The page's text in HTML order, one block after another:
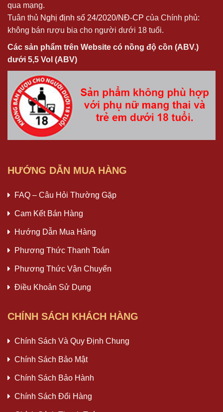
qua mạng.
Tuân thủ Nghị định số 24/2020/NĐ-CP của Chính phủ:
không bán rượu bia cho người dưới 18 tuổi.
Các sản phẩm trên Website có nồng độ cồn (ABV.)
dưới 5,5 Vol (ABV)
HƯỚNG DẪN MUA HÀNG
FAQ – Câu Hỏi Thường Gặp
Cam Kết Bán Hàng
Hướng Dẫn Mua Hàng
Phương Thức Thanh Toán
Phương Thức Vận Chuyển
Điều Khoản Sử Dụng
CHÍNH SÁCH KHÁCH HÀNG
Chính Sách Và Quy Định Chung
Chính Sách Bảo Mật
Chính Sách Bảo Hành
Chính Sách Đổi Hàng